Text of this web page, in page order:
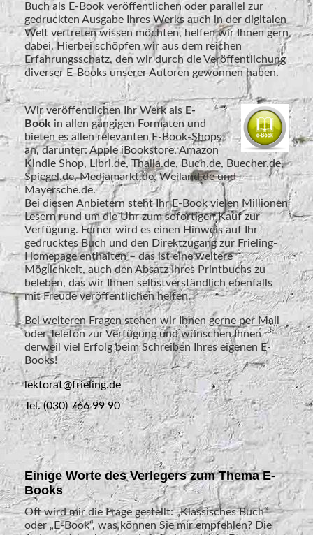
Buch als E-Book veröffentlichen oder parallel zur
gedruckten Ausgabe Ihres Werks auch in der digitalen
Welt vertreten wissen möchten, helfen wir Ihnen gern
dabei. Hierbei schöpfen wir aus dem reichen
Erfahrungsschatz, den wir durch die Veröffentlichung
diverser E-Books unserer Autoren gewonnen haben.
Wir veröffentlichen Ihr Werk als E-
Book in allen gängigen Formaten und
bieten es allen relevanten E-Book-Shops
an, darunter: Apple iBookstore, Amazon
Kindle Shop, Libri.de, Thalia.de, Buch.de, Buecher.de,
Spiegel.de, Mediamarkt.de, Weiland.de und
Mayersche.de.
Bei diesen Anbietern steht Ihr E-Book vielen Millionen
Lesern rund um die Uhr zum sofortigen Kauf zur
Verfügung. Ferner wird es einen Hinweis auf Ihr
gedrucktes Buch und den Direktzugang zur Frieling-
Homepage enthalten – das ist eine weitere
Möglichkeit, auch den Absatz Ihres Printbuchs zu
beleben, das wir Ihnen selbstverständlich ebenfalls
mit Freude veröffentlichen helfen.
Bei weiteren Fragen stehen wir Ihnen gerne per Mail
oder Telefon zur Verfügung und wünschen Ihnen
derweil viel Erfolg beim Schreiben Ihres eigenen E-
Books!
lektorat@frieling.de
Tel. (030) 766 99 90
Einige Worte des Verlegers zum Thema E-
Books
Oft wird mir die Frage gestellt: „Klassisches Buch“
oder „E-Book“, was können Sie mir empfehlen? Die